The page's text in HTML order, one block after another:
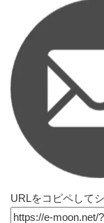
URLをコピペして